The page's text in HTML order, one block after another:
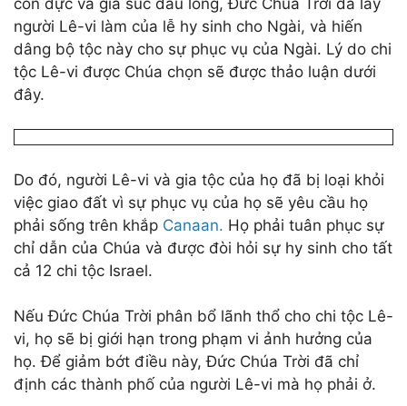
người Lê-vi làm của lễ hy sinh cho Ngài, và hiến
dâng bộ tộc này cho sự phục vụ của Ngài. Lý do chi
tộc Lê-vi được Chúa chọn sẽ được thảo luận dưới
đây.
Do đó, người Lê-vi và gia tộc của họ đã bị loại khỏi
việc giao đất vì sự phục vụ của họ sẽ yêu cầu họ
phải sống trên khắp Canaan. Họ phải tuân phục sự
chỉ dẫn của Chúa và được đòi hỏi sự hy sinh cho tất
cả 12 chi tộc Israel.
Nếu Đức Chúa Trời phân bổ lãnh thổ cho chi tộc Lê-
vi, họ sẽ bị giới hạn trong phạm vi ảnh hưởng của
họ. Để giảm bớt điều này, Đức Chúa Trời đã chỉ
định các thành phố của người Lê-vi mà họ phải ở.